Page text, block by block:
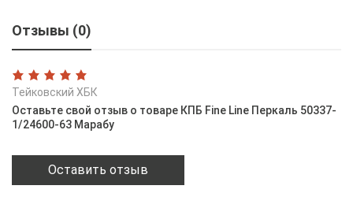
Отзывы (0)
Тейковский ХБК
Оставьте свой отзыв о товаре КПБ Fine Line Перкаль 50337-
1/24600-63 Марабу
Оставить отзыв